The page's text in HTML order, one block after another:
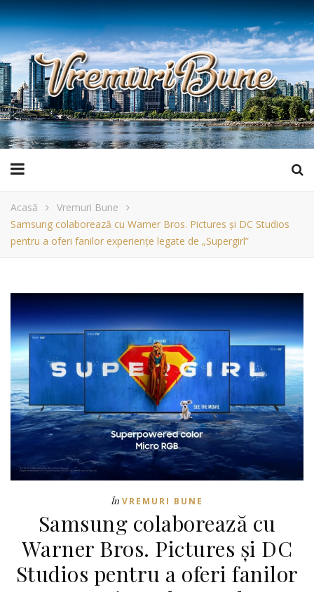
Acasă
Vremuri Bune
Samsung colaborează cu Warner Bros. Pictures și DC Studios
pentru a oferi fanilor experiențe legate de „Supergirl”
În VREMURI BUNE
Samsung colaborează cu
Warner Bros. Pictures și DC
Studios pentru a oferi fanilor